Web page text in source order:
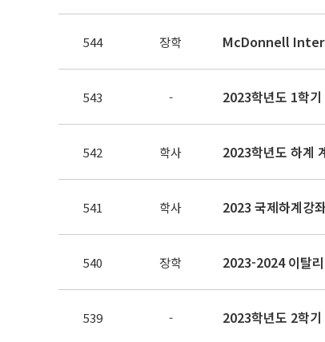
544 장학 McDonnell
543 - 2023학년도 1학
542 학사 2023학년도 하계
541 학사 2023 국제하계강
540 장학 2023-2024 이탈
539 - 2023학년도 2학